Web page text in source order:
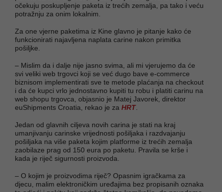
očekuju poskupljenje paketa iz trećih zemalja, pa tako i veću
potražnju za onim lokalnim.
Za one vjerne paketima iz Kine glavno je pitanje kako će
funkcionirati najavljena naplata carine nakon primitka
pošiljke.
– Mislim da i dalje nije jasno svima, ali mi vjerujemo da će
svi veliki web trgovci koji se već dugo bave e-commerce
biznisom implementirati sve te metode plaćanja na checkout
i da će kupci vrlo jednostavno kupiti tu robu i platiti carinu na
web shopu trgovca, objasnio je Matej Javorek, direktor
euShipments Croatia, rekao je za HRT.
Jedan od glavnih ciljeva novih carina je stati na kraj
umanjivanju carinske vrijednosti pošiljaka i razdvajanju
pošiljaka na više paketa kojim platforme iz trećih zemalja
zaobilaze prag od 150 eura po paketu. Pravila se krše i
kada je riječ sigurnosti proizvoda.
– O kojim je proizvodima riječ? Opasnim igračkama za
djecu, malim elektroničkim uređajima bez propisanih oznaka